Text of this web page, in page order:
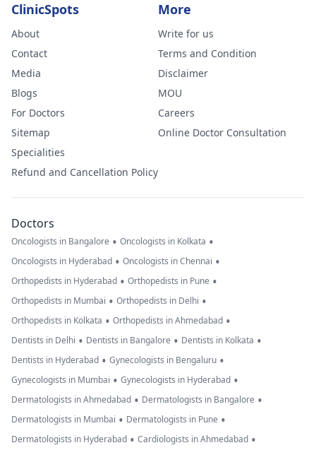
ClinicSpots
About
Contact
Media
Blogs
For Doctors
Sitemap
Specialities
Refund and Cancellation Policy
More
Write for us
Terms and Condition
Disclaimer
MOU
Careers
Online Doctor Consultation
Doctors
Oncologists in Bangalore • Oncologists in Kolkata •
Oncologists in Hyderabad • Oncologists in Chennai •
Orthopedists in Hyderabad • Orthopedists in Pune •
Orthopedists in Mumbai • Orthopedists in Delhi •
Orthopedists in Kolkata • Orthopedists in Ahmedabad •
Dentists in Delhi • Dentists in Bangalore • Dentists in Kolkata •
Dentists in Hyderabad • Gynecologists in Bengaluru •
Gynecologists in Mumbai • Gynecologists in Hyderabad •
Dermatologists in Ahmedabad • Dermatologists in Bangalore •
Dermatologists in Mumbai • Dermatologists in Pune •
Dermatologists in Hyderabad • Cardiologists in Ahmedabad •